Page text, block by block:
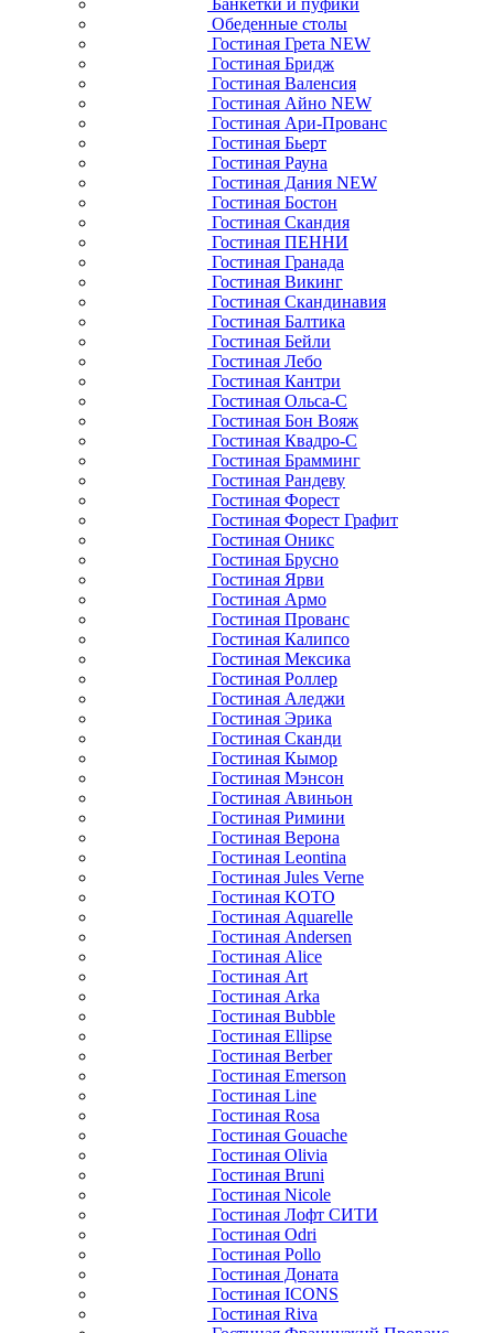
Обеденные столы
Гостиная Грета NEW
Гостиная Бридж
Гостиная Валенсия
Гостиная Айно NEW
Гостиная Ари-Прованс
Гостиная Бьерт
Гостиная Рауна
Гостиная Дания NEW
Гостиная Бостон
Гостиная Скандия
Гостиная ПЕННИ
Гостиная Гранада
Гостиная Викинг
Гостиная Скандинавия
Гостиная Балтика
Гостиная Бейли
Гостиная Лебо
Гостиная Кантри
Гостиная Ольса-С
Гостиная Бон Вояж
Гостиная Квадро-С
Гостиная Брамминг
Гостиная Рандеву
Гостиная Форест
Гостиная Форест Графит
Гостиная Оникс
Гостиная Брусно
Гостиная Ярви
Гостиная Армо
Гостиная Прованс
Гостиная Калипсо
Гостиная Мексика
Гостиная Роллер
Гостиная Аледжи
Гостиная Эрика
Гостиная Сканди
Гостиная Кымор
Гостиная Мэнсон
Гостиная Авиньон
Гостиная Римини
Гостиная Верона
Гостиная Leontina
Гостиная Jules Verne
Гостиная KOTO
Гостиная Aquarelle
Гостиная Andersen
Гостиная Alice
Гостиная Art
Гостиная Arka
Гостиная Bubble
Гостиная Ellipse
Гостиная Berber
Гостиная Emerson
Гостиная Line
Гостиная Rosa
Гостиная Gouache
Гостиная Olivia
Гостиная Bruni
Гостиная Nicole
Гостиная Лофт СИТИ
Гостиная Odri
Гостиная Pollo
Гостиная Доната
Гостиная ICONS
Гостиная Riva